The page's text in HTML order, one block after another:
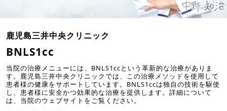
鹿児島三井中央クリニック
BNLS1cc
当院の治療メニューには、BNLS1ccという革新的な治療がありま
す。鹿児島三井中央クリニックでは、この治療メソッドを使用して
患者様の健康をサポートしています。BNLS1ccは独自の技術を駆使
し、患者様に安全かつ効果的な治療を提供します。詳細について
は、当院のウェブサイトをご覧ください。